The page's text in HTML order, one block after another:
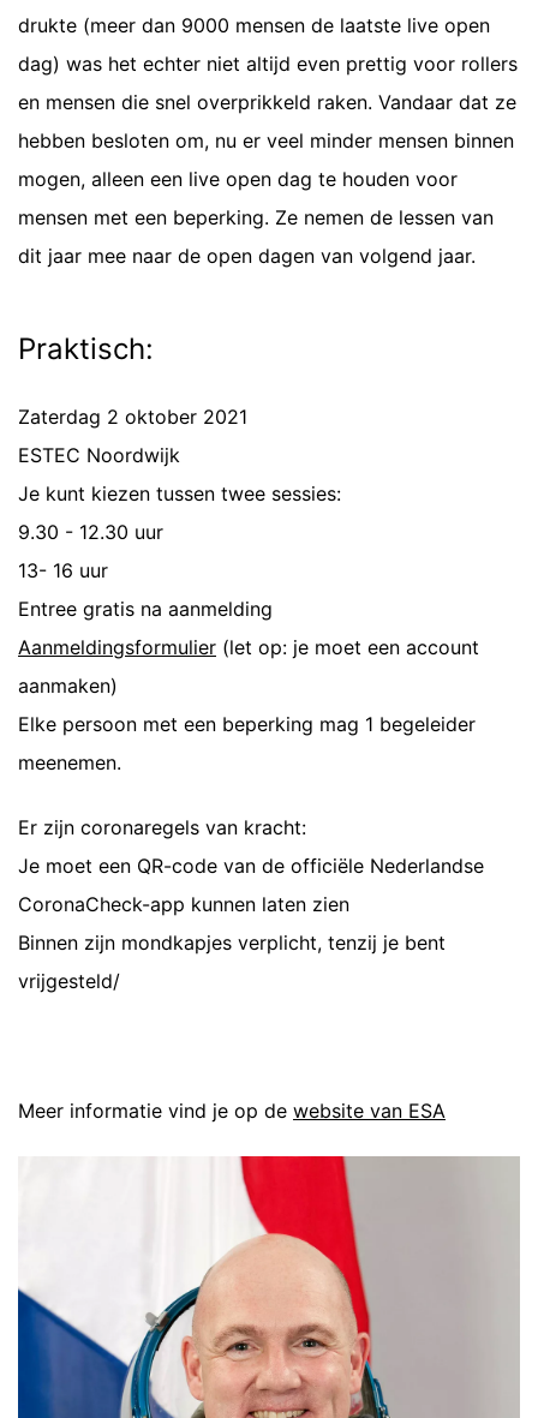
drukte (meer dan 9000 mensen de laatste live open
dag) was het echter niet altijd even prettig voor rollers
en mensen die snel overprikkeld raken. Vandaar dat ze
hebben besloten om, nu er veel minder mensen binnen
mogen, alleen een live open dag te houden voor
mensen met een beperking. Ze nemen de lessen van
dit jaar mee naar de open dagen van volgend jaar.
Praktisch:
Zaterdag 2 oktober 2021
ESTEC Noordwijk
Je kunt kiezen tussen twee sessies:
9.30 - 12.30 uur
13- 16 uur
Entree gratis na aanmelding
Aanmeldingsformulier (let op: je moet een account
aanmaken)
Elke persoon met een beperking mag 1 begeleider
meenemen.
Er zijn coronaregels van kracht:
Je moet een QR-code van de officiële Nederlandse
CoronaCheck-app kunnen laten zien
Binnen zijn mondkapjes verplicht, tenzij je bent
vrijgesteld/
Meer informatie vind je op de website van ESA